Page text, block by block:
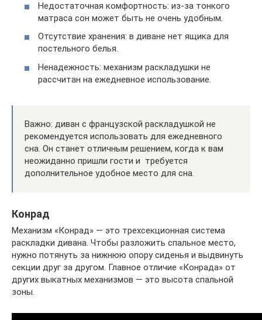
Недостаточная комфортность: из-за тонкого
матраса сон может быть не очень удобным.
Отсутствие хранения: в диване нет ящика для
постельного белья.
Ненадежность: механизм раскладушки не
рассчитан на ежедневное использование.
Важно: диван с французской раскладушкой не
рекомендуется использовать для ежедневного
сна. Он станет отличным решением, когда к вам
неожиданно пришли гости и требуется
дополнительное удобное место для сна.
Конрад
Механизм «Конрад» — это трехсекционная система
раскладки дивана. Чтобы разложить спальное место,
нужно потянуть за нижнюю опору сиденья и выдвинуть
секции друг за другом. Главное отличие «Конрада» от
других выкатных механизмов — это высота спальной
зоны.